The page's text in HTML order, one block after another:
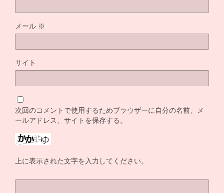
メール ※
サイト
次回のコメントで使用するためブラウザーに自分の名前、メ
ールアドレス、サイトを保存する。
上に表示された文字を入力してください。